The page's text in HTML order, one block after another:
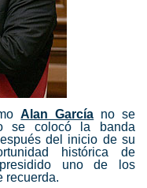
Alan García no se
se colocó la banda
del inicio de su
histórica de
uno de los
recuerda.